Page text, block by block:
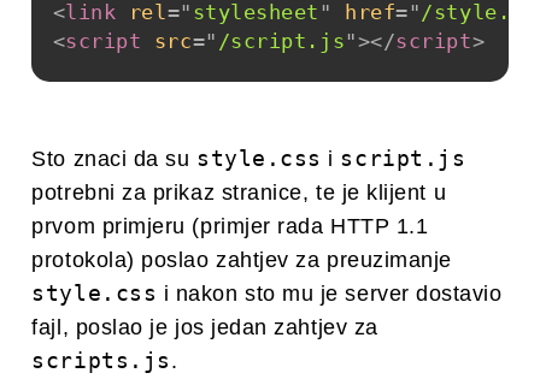
<link rel=" stylesheet " href=" /
<script src=" /script.js"></script>
Sto znaci da su style.css i script.js
potrebni za prikaz stranice, te je klijent u
prvom primjeru (primjer rada HTTP 1.1
protokola) poslao zahtjev za preuzimanje
style.css i nakon sto mu je server dostavio
fajl, poslao je jos jedan zahtjev za
scripts.js .